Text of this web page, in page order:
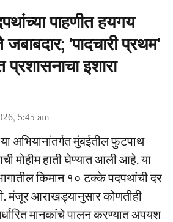
पाहणीत हयगय
'पादचारी प्रथम'
प्रशासनाचा इशारा
5:45 am
अभियानांतर्गत मुंबईतील फुटपाथ
मोहीम हाती घेण्यात आली आहे. या
किमान १० टक्के पदपथांची दर
मंजूर आराखड्यानुसार कोणतीही
मानकांचे पालन करण्यात अपयश